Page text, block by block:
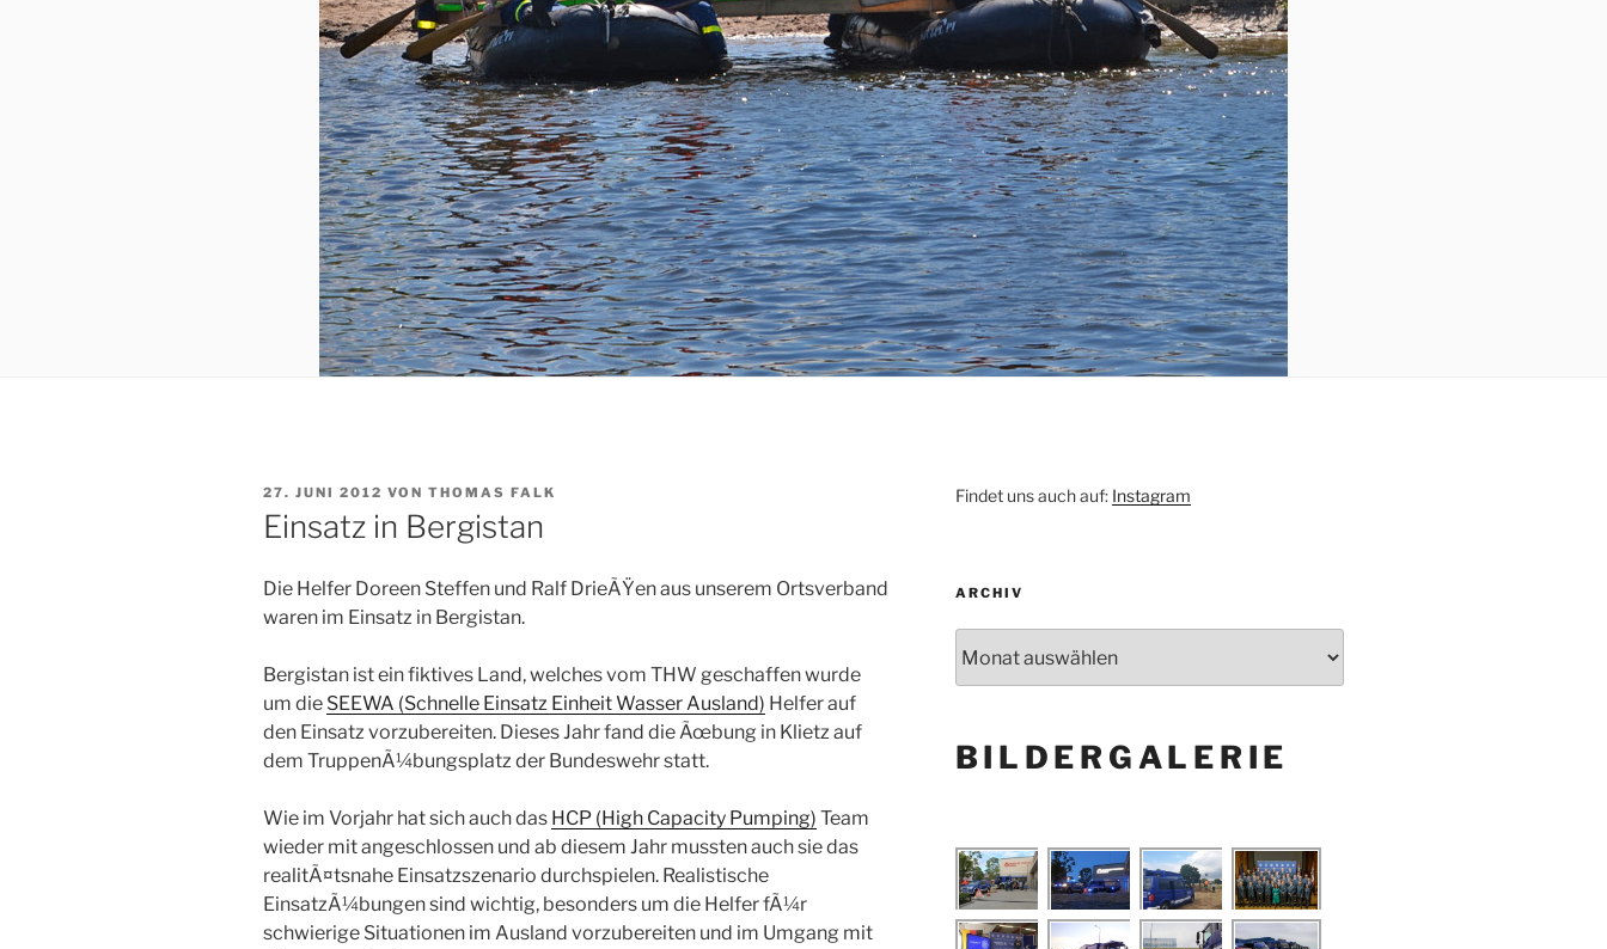
VERÖFFENTLICHT
AM
27. JUNI 2012 VON THOMAS FALK
Einsatz in Bergistan
Die Helfer Doreen Steffen und Ralf DrieÃŸen aus unserem Ortsverband
waren im Einsatz in Bergistan.
Bergistan ist ein fiktives Land, welches vom THW geschaffen wurde
um die SEEWA (Schnelle Einsatz Einheit Wasser Ausland) Helfer auf
den Einsatz vorzubereiten. Dieses Jahr fand die Ãœbung in Klietz auf
dem TruppenÃ¼bungsplatz der Bundeswehr statt.
Wie im Vorjahr hat sich auch das HCP (High Capacity Pumping) Team
wieder mit angeschlossen und ab diesem Jahr mussten auch sie das
realitÃ¤tsnahe Einsatzszenario durchspielen. Realistische
EinsatzÃ¼bungen sind wichtig, besonders um die Helfer fÃ¼r
schwierige Situationen im Ausland vorzubereiten und im Umgang mit
Findet uns auch auf: Instagram
ARCHIV
BILDERGALERIE